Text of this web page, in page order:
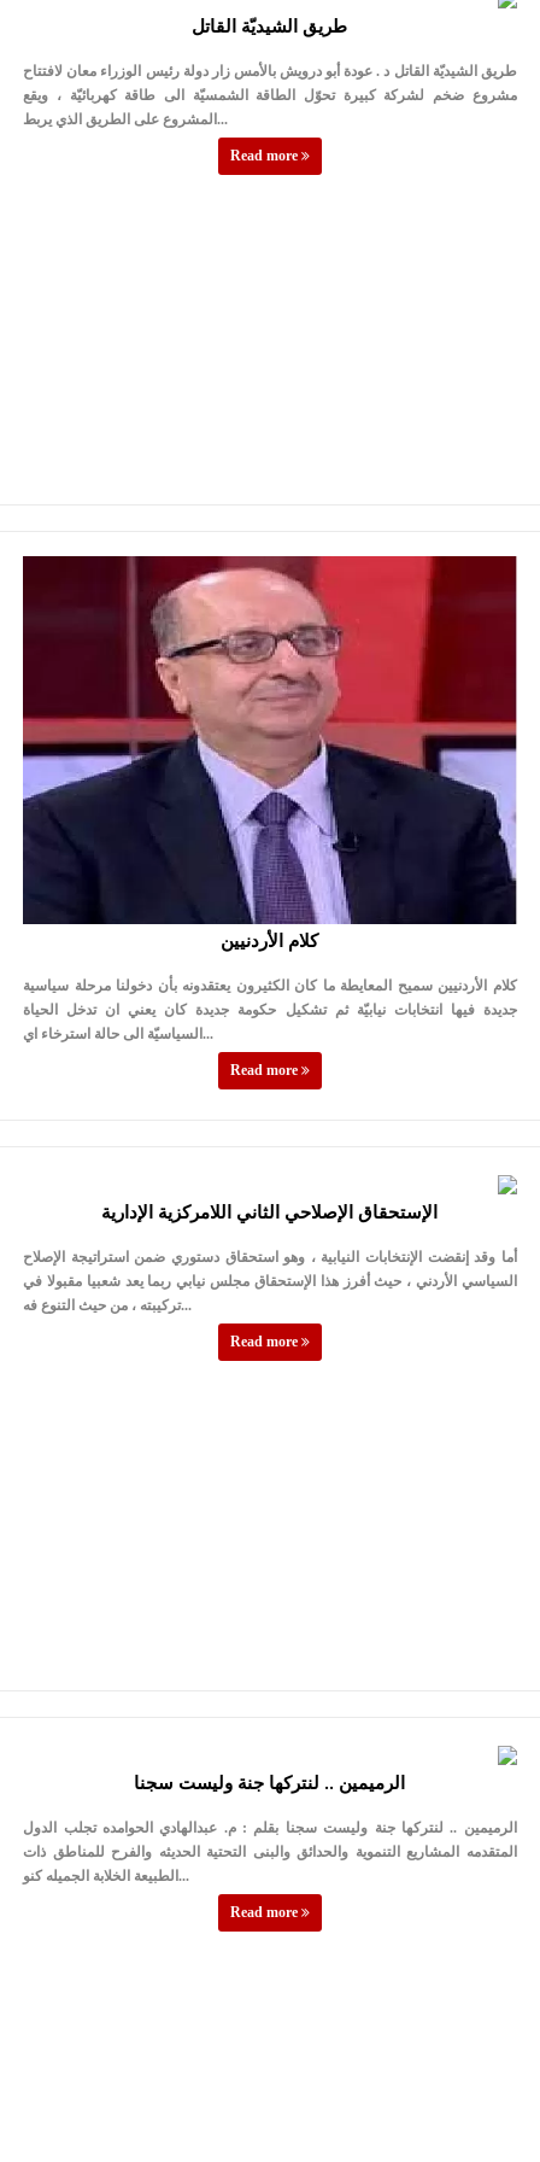
طريق الشيديّة القاتل
طريق الشيديّة القاتل د . عودة أبو درويش بالأمس زار دولة رئيس الوزراء معان لافتتاح
مشروع ضخم لشركة كبيرة تحوّل الطاقة الشمسيّة الى طاقة كهربائيّة ، ويقع
المشروع على الطريق الذي يربط...
Read more
كلام الأردنيين
كلام الأردنيين سميح المعايطة ما كان الكثيرون يعتقدونه بأن دخولنا مرحلة سياسية
جديدة فيها انتخابات نيابيّة ثم تشكيل حكومة جديدة كان يعني ان تدخل الحياة
السياسيّة الى حالة استرخاء اي...
Read more
الإستحقاق الإصلاحي الثاني اللامركزية الإدارية
أما وقد إنقضت الإنتخابات النيابية ، وهو استحقاق دستوري ضمن استراتيجة الإصلاح
السياسي الأردني ، حيث أفرز هذا الإستحقاق مجلس نيابي ربما يعد شعبيا مقبولا في
تركيبته ، من حيث التنوع فه...
Read more
الرميمين .. لنتركها جنة وليست سجنا
الرميمين .. لنتركها جنة وليست سجنا بقلم : م. عبدالهادي الحوامده تجلب الدول
المتقدمه المشاريع التنموية والحدائق والبنى التحتية الحديثه والفرح للمناطق ذات
الطبيعة الخلابة الجميله كنو...
Read more